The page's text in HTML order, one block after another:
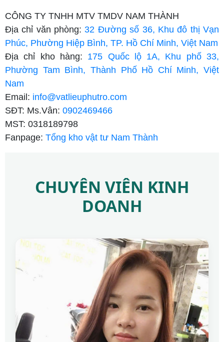
CÔNG TY TNHH MTV TMDV NAM THÀNH
Địa chỉ văn phòng:32 Đường số 36, Khu đô thị Vạn
Phúc, Phường Hiệp Bình, TP. Hồ Chí Minh, Việt Nam
Địa chỉ kho hàng: 175 Quốc lộ 1A, Khu phố 33,
Phường Tam Bình, Thành Phố Hồ Chí Minh, Việt
Nam
Email: info@vatlieuphutro.com
SĐT: Ms.Vân: 0902469466
MST: 0318189798
Fanpage: Tổng kho vật tư Nam Thành
CHUYÊN VIÊN KINH
DOANH